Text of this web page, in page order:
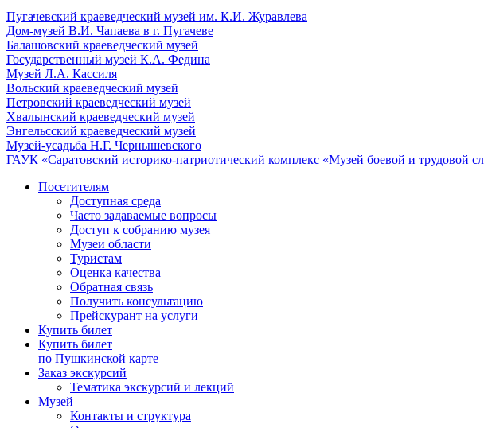
Пугачевский краеведческий музей им. К.И. Журавлева
Дом-музей В.И. Чапаева в г. Пугачеве
Балашовский краеведческий музей
Государственный музей К.А. Федина
Музей Л.А. Кассиля
Вольский краеведческий музей
Петровский краеведческий музей
Хвалынский краеведческий музей
Энгельсский краеведческий музей
Музей-усадьба Н.Г. Чернышевского
ГАУК «Саратовский историко-патриотический комплекс «Музей боевой и трудовой
Посетителям
Доступная среда
Часто задаваемые вопросы
Доступ к собранию музея
Музеи области
Туристам
Оценка качества
Обратная связь
Получить консультацию
Прейскурант на услуги
Купить билет
Купить билет
по Пушкинской карте
Заказ экскурсий
Тематика экскурсий и лекций
Музей
Контакты и структура